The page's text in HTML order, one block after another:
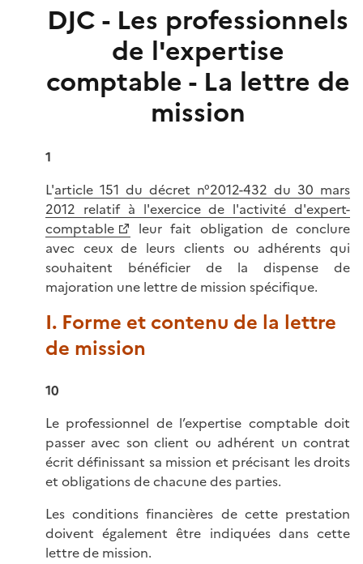
DJC - Les professionnels
de l'expertise
comptable - La lettre de
mission
1
L'article 151 du décret n°2012-432 du 30 mars
2012 relatif à l'exercice de l'activité d'expert-
comptable
leur fait obligation de conclure
avec ceux de leurs clients ou adhérents qui
souhaitent bénéficier de la dispense de
majoration une lettre de mission spécifique.
I. Forme et contenu de la lettre
de mission
10
Le professionnel de l’expertise comptable doit
passer avec son client ou adhérent un contrat
écrit définissant sa mission et précisant les droits
et obligations de chacune des parties.
Les conditions financières de cette prestation
doivent également être indiquées dans cette
lettre de mission.